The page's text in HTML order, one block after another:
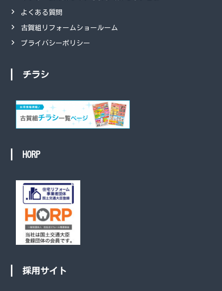
よくある質問
古賀組リフォームショールーム
プライバシーポリシー
チラシ
HORP
採用サイト